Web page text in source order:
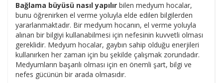
Bağlama büyüsü nasıl yapılır bilen medyum hocalar,
bunu öğrenirken el verme yoluyla elde edilen bilgilerden
yararlanmaktadır. Bir medyum hocanın, el verme yoluyla
alınan bir bilgiyi kullanabilmesi için nefesinin kuvvetli olması
gereklidir. Medyum hocalar, gaybın sahip olduğu enerjileri
kullanırken her zaman için bu şekilde çalışmak zorundadır.
Medyumların başarılı olması için en önemli şart, bilgi ve
nefes gücünün bir arada olmasıdır.